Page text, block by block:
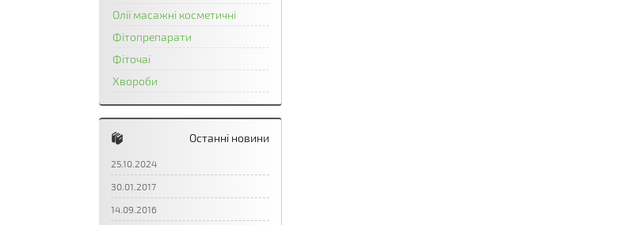
Олії масажні косметичні
Фітопрепарати
Фіточаї
Хвороби
Останні новини
25.10.2024
30.01.2017
14.09.2016